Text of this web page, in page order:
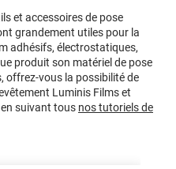
et accessoires de pose
grandement utiles pour la
adhésifs, électrostatiques,
produit son matériel de pose
offrez-vous la possibilité de
Luminis Films et
suivant tous nos tutoriels de